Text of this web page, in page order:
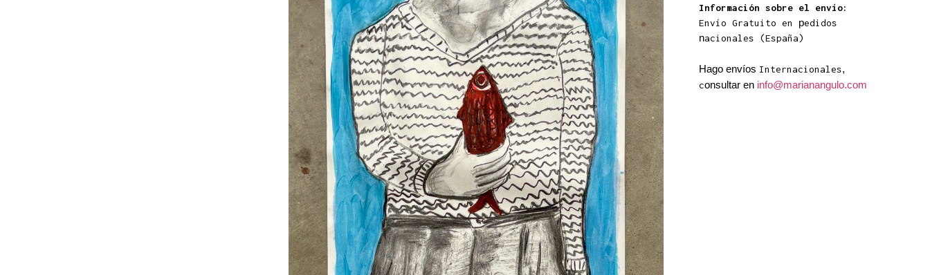
Información sobre el envío:
Envío Gratuito en pedidos
nacionales (España)
Hago envíos Internacionales,
consultar en info@marianangulo.com